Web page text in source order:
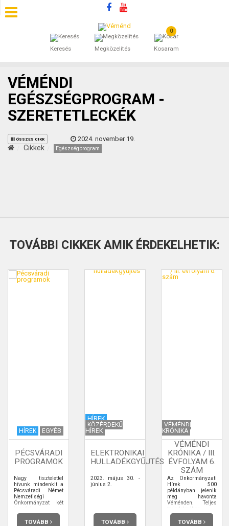
Keresés Megközelítés
0
Kosaram
SZÁLLÁSOK
ÁLTALÁNOS SZERZŐDÉSI FELTÉTELEK
KINCSES BARANYA VÉMÉND
KAPCSOLAT
VÉMÉNDI
EGÉSZSÉGPROGRAM -
SZERETETLECKÉK
ÖSSZES CIKK 2024. november 19.
Cikkek Egészségprogram
TOVÁBBI CIKKEK AMIK ÉRDEKELHETIK:
HÍREK EGYÉB
PÉCSVÁRADI
PROGRAMOK
Nagy tisztelettel
hívunk mindenkit a
Pécsváradi Német
Nemzetiségi
Önkormányzat két
januári
rendezvényére.
TOVÁBB
HÍREK
KÖZÉRDEKŰ
HÍREK
ELEKTRONIKAI
HULLADÉKGYŰJTÉS
2023. május 30. -
június 2.
TOVÁBB
VÉMÉNDI
KRÓNIKA
VÉMÉNDI
KRÓNIKA / III.
ÉVFOLYAM 6.
SZÁM
Az Önkormányzati
Hírek 500
példányban jelenik
meg havonta
Véménden. Teljes
terjedelmében
elolvashatja.
TOVÁBB